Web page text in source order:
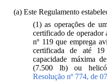
(a) Este Regulamento
(1) as operações de
certificado de
nº 119 que emprega
certificada de até 19
capacidade máxima
(7.500 lb) ou
Resolução nº 774, de